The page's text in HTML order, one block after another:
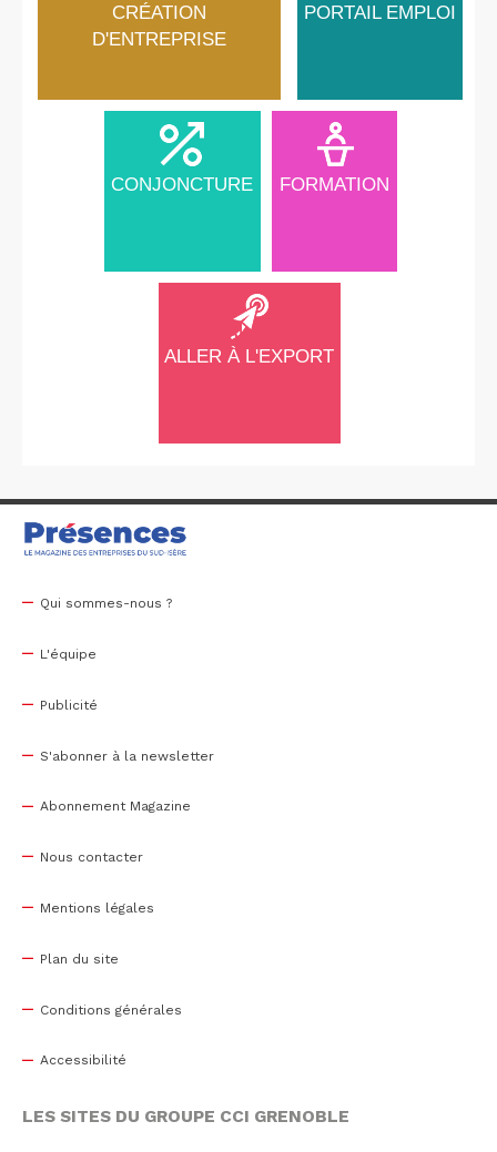
CRÉATION
D'ENTREPRISE
PORTAIL EMPLOI
CONJONCTURE FORMATION
ALLER À L'EXPORT
Qui sommes-nous ?
L'équipe
Publicité
S'abonner à la newsletter
Abonnement Magazine
Nous contacter
Mentions légales
Plan du site
Conditions générales
Accessibilité
LES SITES DU GROUPE CCI GRENOBLE